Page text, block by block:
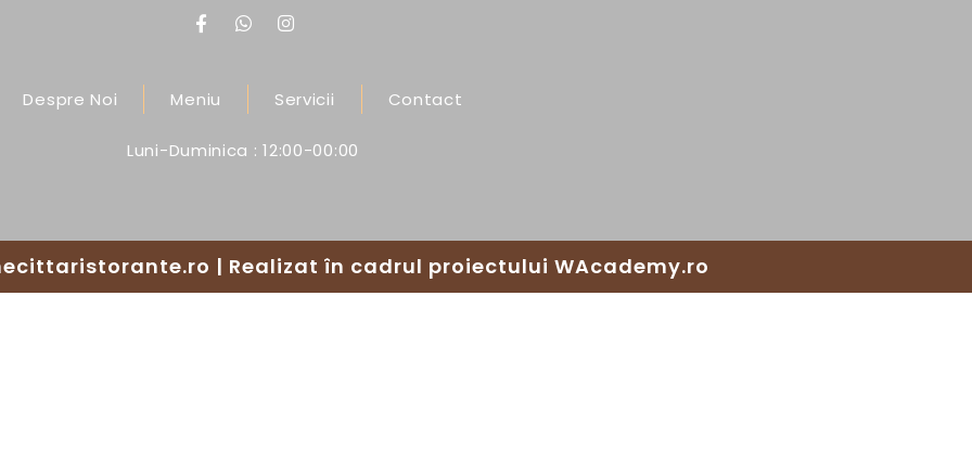
Despre Noi Meniu Servicii Contact
Luni-Duminica : 12:00-00:00
| Realizat în cadrul proiectului WAcademy.ro